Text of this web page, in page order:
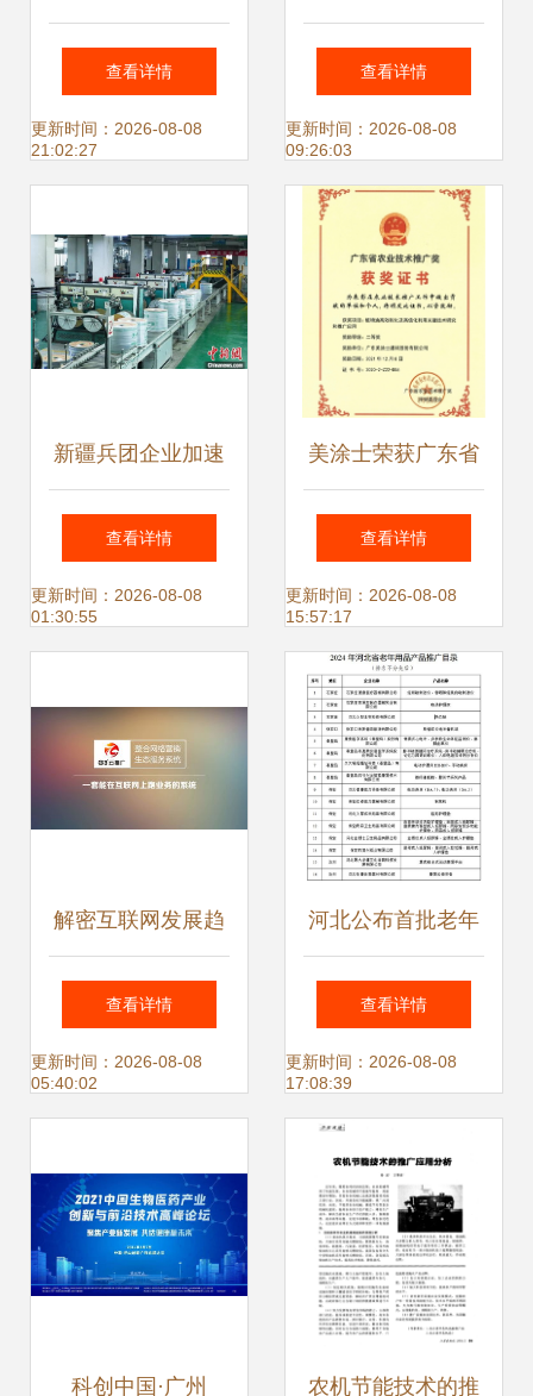
作驱动关键词价值
增长
查看详情
更新时间：2026-08-08
21:02:27
方案推广活动无锡
站圆满落幕 技术引
领新制造时代
查看详情
更新时间：2026-08-08
09:26:03
新疆兵团企业加速
忙生产 节水技术全
球推广超1亿亩
查看详情
更新时间：2026-08-08
01:30:55
美涂士荣获广东省
农业技术推广二等
奖 科技引领绿色农
业新发展
查看详情
更新时间：2026-08-08
15:57:17
解密互联网发展趋
势 以技术推广打开
全网营销新格局
查看详情
更新时间：2026-08-08
05:40:02
河北公布首批老年
用品推广目录，33
项产品引领银发经
济创新发展
查看详情
更新时间：2026-08-08
17:08:39
科创中国·广州 农机节能技术的推